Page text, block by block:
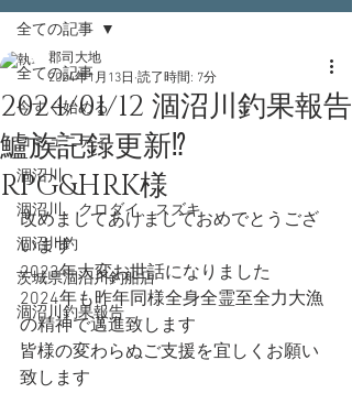
全ての記事
今すぐ始める
コミュニティ
涸沼川
涸沼川、クロダイ、スズキ
涸沼川釣
茨城県涸沼川釣船店
涸沼川釣果報告
全ての記事
2024/01/12 涸沼川釣果報告
鱸族記録更新⁉︎
RPG&HRK様
郡司大地
2024年1月13日 読了時間: 7分
改めましてあけましておめでとうござ
います
2023年大変お世話になりました
2024年も昨年同様全身全霊至全力大漁
の精神で邁進致します
皆様の変わらぬご支援を宜しくお願い
致します